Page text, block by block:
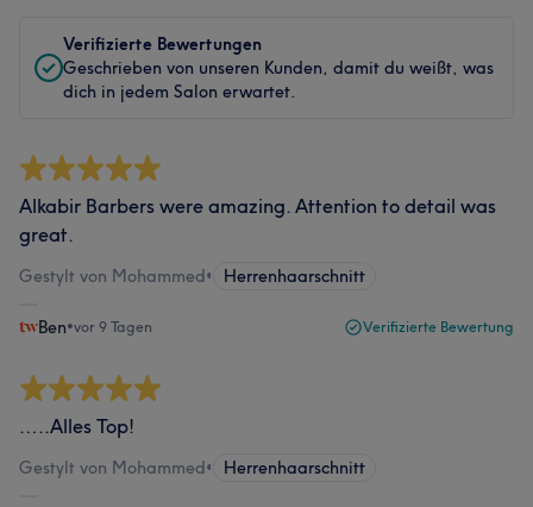
Verifizierte Bewertungen
Geschrieben von unseren Kunden, damit du weißt, was
dich in jedem Salon erwartet.
Alkabir Barbers were amazing. Attention to detail was
great.
Gestylt von Mohammed• Herrenhaarschnitt
Ben•vor 9 Tagen Verifizierte Bewertung
…..Alles Top!
Gestylt von Mohammed• Herrenhaarschnitt